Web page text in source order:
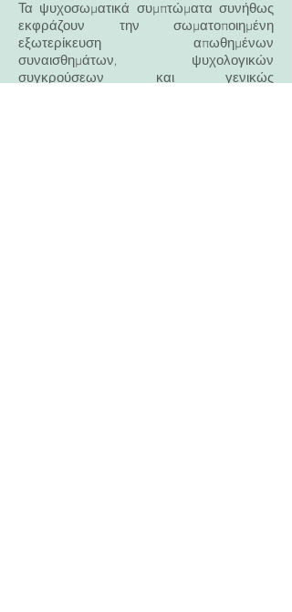
Τα ψυχοσωματικά συμπτώματα συνήθως
εκφράζουν την σωματοποιημένη
εξωτερίκευση απωθημένων
συναισθημάτων, ψυχολογικών
συγκρούσεων και γενικώς